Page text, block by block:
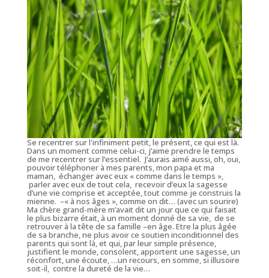
Se recentrer sur l'infiniment petit, le présent, ce qui est là.
Dans un moment comme celui-ci, j’aime prendre le temps
de me recentrer sur l’essentiel. J’aurais aimé aussi, oh, oui,
pouvoir téléphoner à mes parents, mon papa et ma
maman, échanger avec eux « comme dans le temps »,
parler avec eux de tout cela, recevoir d’eux la sagesse
d’une vie comprise et acceptée, tout comme je construis la
mienne. –« à nos âges », comme on dit… (avec un sourire)
Ma chère grand-mère m’avait dit un jour que ce qui faisait
le plus bizarre était, à un moment donné de sa vie, de se
retrouver à la tête de sa famille –en âge. Etre la plus âgée
de sa branche, ne plus avoir ce soutien inconditionnel des
parents qui sont là, et qui, par leur simple présence,
justifient le monde, consolent, apportent une sagesse, un
réconfort, une écoute, …un recours, en somme, si illusoire
soit-il, contre la dureté de la vie…